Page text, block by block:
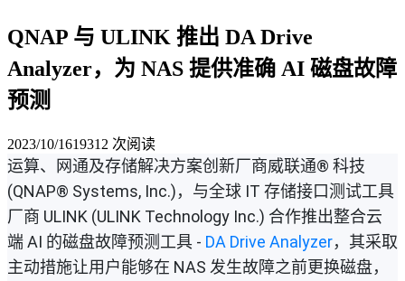
QNAP 与 ULINK 推出 DA Drive
Analyzer，为 NAS 提供准确 AI 磁盘故障
预测
2023/10/1619312 次阅读
运算、网通及存储解决方案创新厂商威联通® 科技
(QNAP® Systems, Inc.)，与全球 IT 存储接口测试工具
厂商 ULINK (ULINK Technology Inc.) 合作推出整合云
端 AI 的磁盘故障预测工具 - DA Drive Analyzer，其采取
主动措施让用户能够在 NAS 发生故障之前更换磁盘，